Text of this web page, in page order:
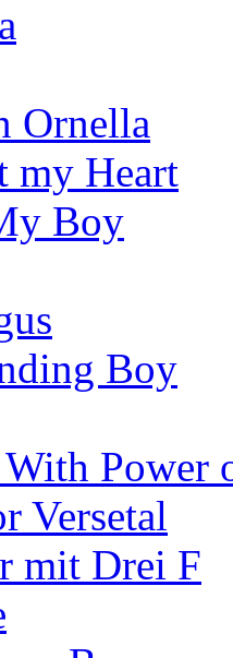
Ornella
my Heart
Boy
Boy
With Power
Versetal
mit Drei F